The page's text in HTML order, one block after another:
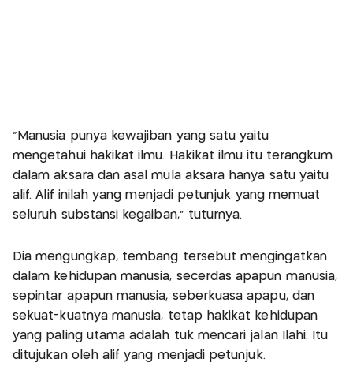
"Manusia punya kewajiban yang satu yaitu
mengetahui hakikat ilmu. Hakikat ilmu itu terangkum
dalam aksara dan asal mula aksara hanya satu yaitu
alif. Alif inilah yang menjadi petunjuk yang memuat
seluruh substansi kegaiban," tuturnya.
Dia mengungkap, tembang tersebut mengingatkan
dalam kehidupan manusia, secerdas apapun manusia,
sepintar apapun manusia, seberkuasa apapu, dan
sekuat-kuatnya manusia, tetap hakikat kehidupan
yang paling utama adalah tuk mencari jalan Ilahi. Itu
ditujukan oleh alif yang menjadi petunjuk.